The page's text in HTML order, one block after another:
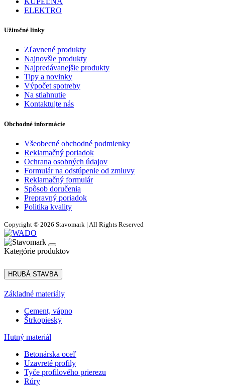
ELEKTRO
Užitočné linky
Zľavnené produkty
Najnovšie produkty
Najpredávanejšie produkty
Tipy a novinky
Výpočet spotreby
Na stiahnutie
Kontaktujte nás
Obchodné informácie
Všeobecné obchodné podmienky
Reklamačný poriadok
Ochrana osobných údajov
Formulár na odstúpenie od zmluvy
Reklamačný formulár
Spôsob doručenia
Prepravný poriadok
Politika kvality
Copyright © 2026 Stavomark | All Rights Reserved
Kategórie produktov
HRUBÁ STAVBA
Základné materiály
Cement, vápno
Štrkopiesky
Hutný materiál
Betonárska oceľ
Uzavreté profily
Tyče profilového prierezu
Rúry